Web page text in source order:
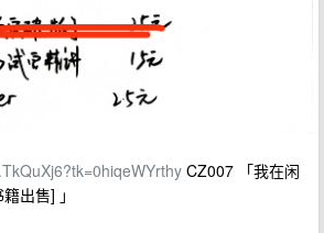
CZ007 「我在闲
出售] 」